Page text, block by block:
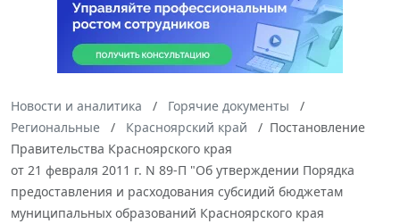
Новости и аналитика
Горячие документы
Региональные
Красноярский край
Постановление
Правительства Красноярского края
от 21 февраля 2011 г. N 89-П "Об утверждении Порядка
предоставления и расходования субсидий бюджетам
муниципальных образований Красноярского края